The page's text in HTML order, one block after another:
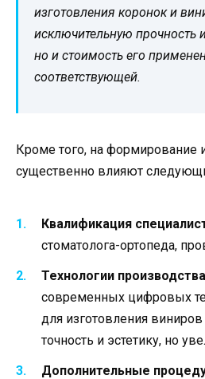
изготовления коронок и
исключительную прочность
но и стоимость его
соответствующей.
Кроме того, на формирование
существенно влияют
Квалификация
стоматолога-ортопеда,
Технологии
современных цифровых
для изготовления
точность и эстетику, но
Дополнительные